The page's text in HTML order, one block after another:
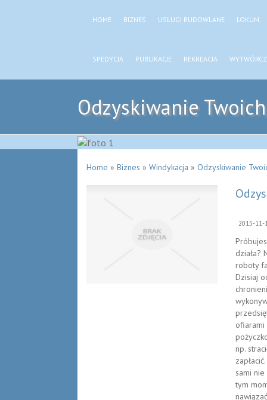
HOME BIZNES USŁUGI BUDOWLANE LOKUM
SPEDYCJA PUBLIKACJE REKREACJA
Odzyskiwanie
Home » Biznes » Windykacja » Odzyskiwanie
2015-11-
działa?
roboty
Dzisiaj
ofiarami
np.
sami
tym